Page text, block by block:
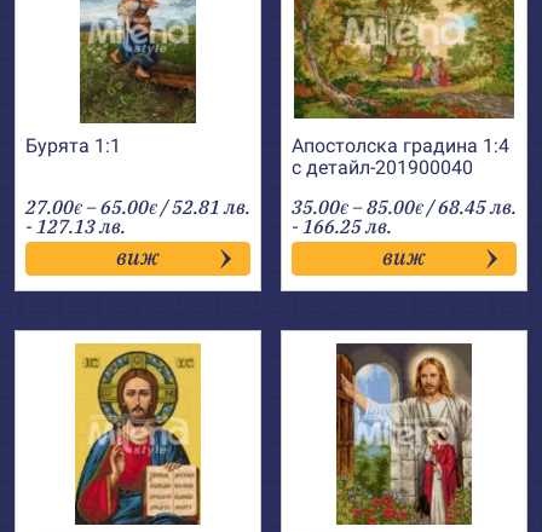
Бурята 1:1
27.00€ –65.00€Price
range:
27.00€
through
65.00€
/ 52.81 лв.
- 127.13 лв.
виж
Апостолска градина 1:4
с детайл-201900040
35.00€ –85.00€Price
range:
35.00€
through
85.00€
/ 68.45 лв.
- 166.25 лв.
виж